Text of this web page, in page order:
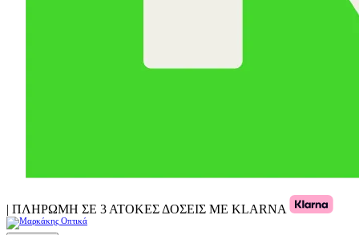
| ΠΛΗΡΩΜΗ ΣΕ 3 ΑΤΟΚΕΣ ΔΟΣΕΙΣ ΜΕ KLARNA